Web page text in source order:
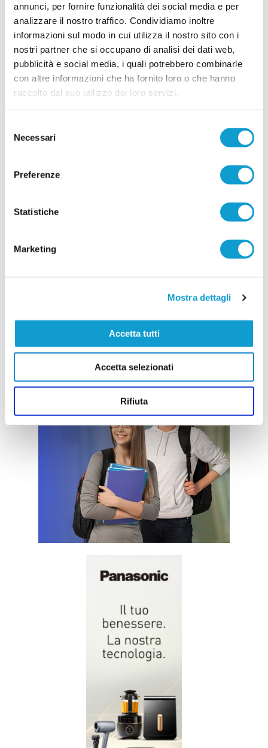
annunci, per fornire funzionalità dei social media e per
analizzare il nostro traffico. Condividiamo inoltre
informazioni sul modo in cui utilizza il nostro sito con i
nostri partner che si occupano di analisi dei dati web,
pubblicità e social media, i quali potrebbero combinarle
con altre informazioni che ha fornito loro o che hanno
raccolto dal suo utilizzo dei loro servizi.
delNecessari
Preferenze
Statistiche
Marketing
Mostra dettagli
Accetta tutti
Accetta selezionati
Rifiuta
direttore sportivo del Porto Sant'Elpidio, chiamato
a costruire la squadra che affronterà il prossimo
campionato di Promo
leggi
20/07/2026
PIANE MG. Altri due rinforzi e sfilza di
riconferme
Il Piane MG prosegue la costruzione della rosa in